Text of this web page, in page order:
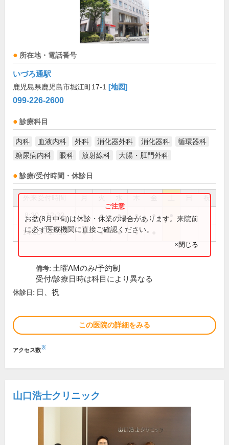
所在地・電話番号
いづろ通駅
鹿児島県鹿児島市堀江町17-1 [地図]
099-226-2600
診療科目
内科 血液内科 外科 消化器外科 消化器科
循環器科
糖尿病内科
眼科 放射線科 大腸・肛門外科
診療/受付時間・休診日
祝
8:30～12:30 ● ● ● ● ●
14:00～17:30 ● ● ● ●
お盆(8月中旬)は休診・休業の場合があります。来院前
に必ず医療機関に直接ご確認ください。
×閉じる
備考: 土曜AMのみ/予約制
受付/診療日時は科目により異なる
休診日: 日、祝
この医院の詳細をみる
アクセス数※
山口浩士クリニック